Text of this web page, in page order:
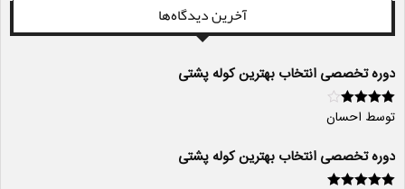
آخرین دیدگاه‌ها
دوره تخصصی انتخاب بهترین کوله پشتی
امتیاز 4از
توسط احسان
دوره تخصصی انتخاب بهترین کوله پشتی